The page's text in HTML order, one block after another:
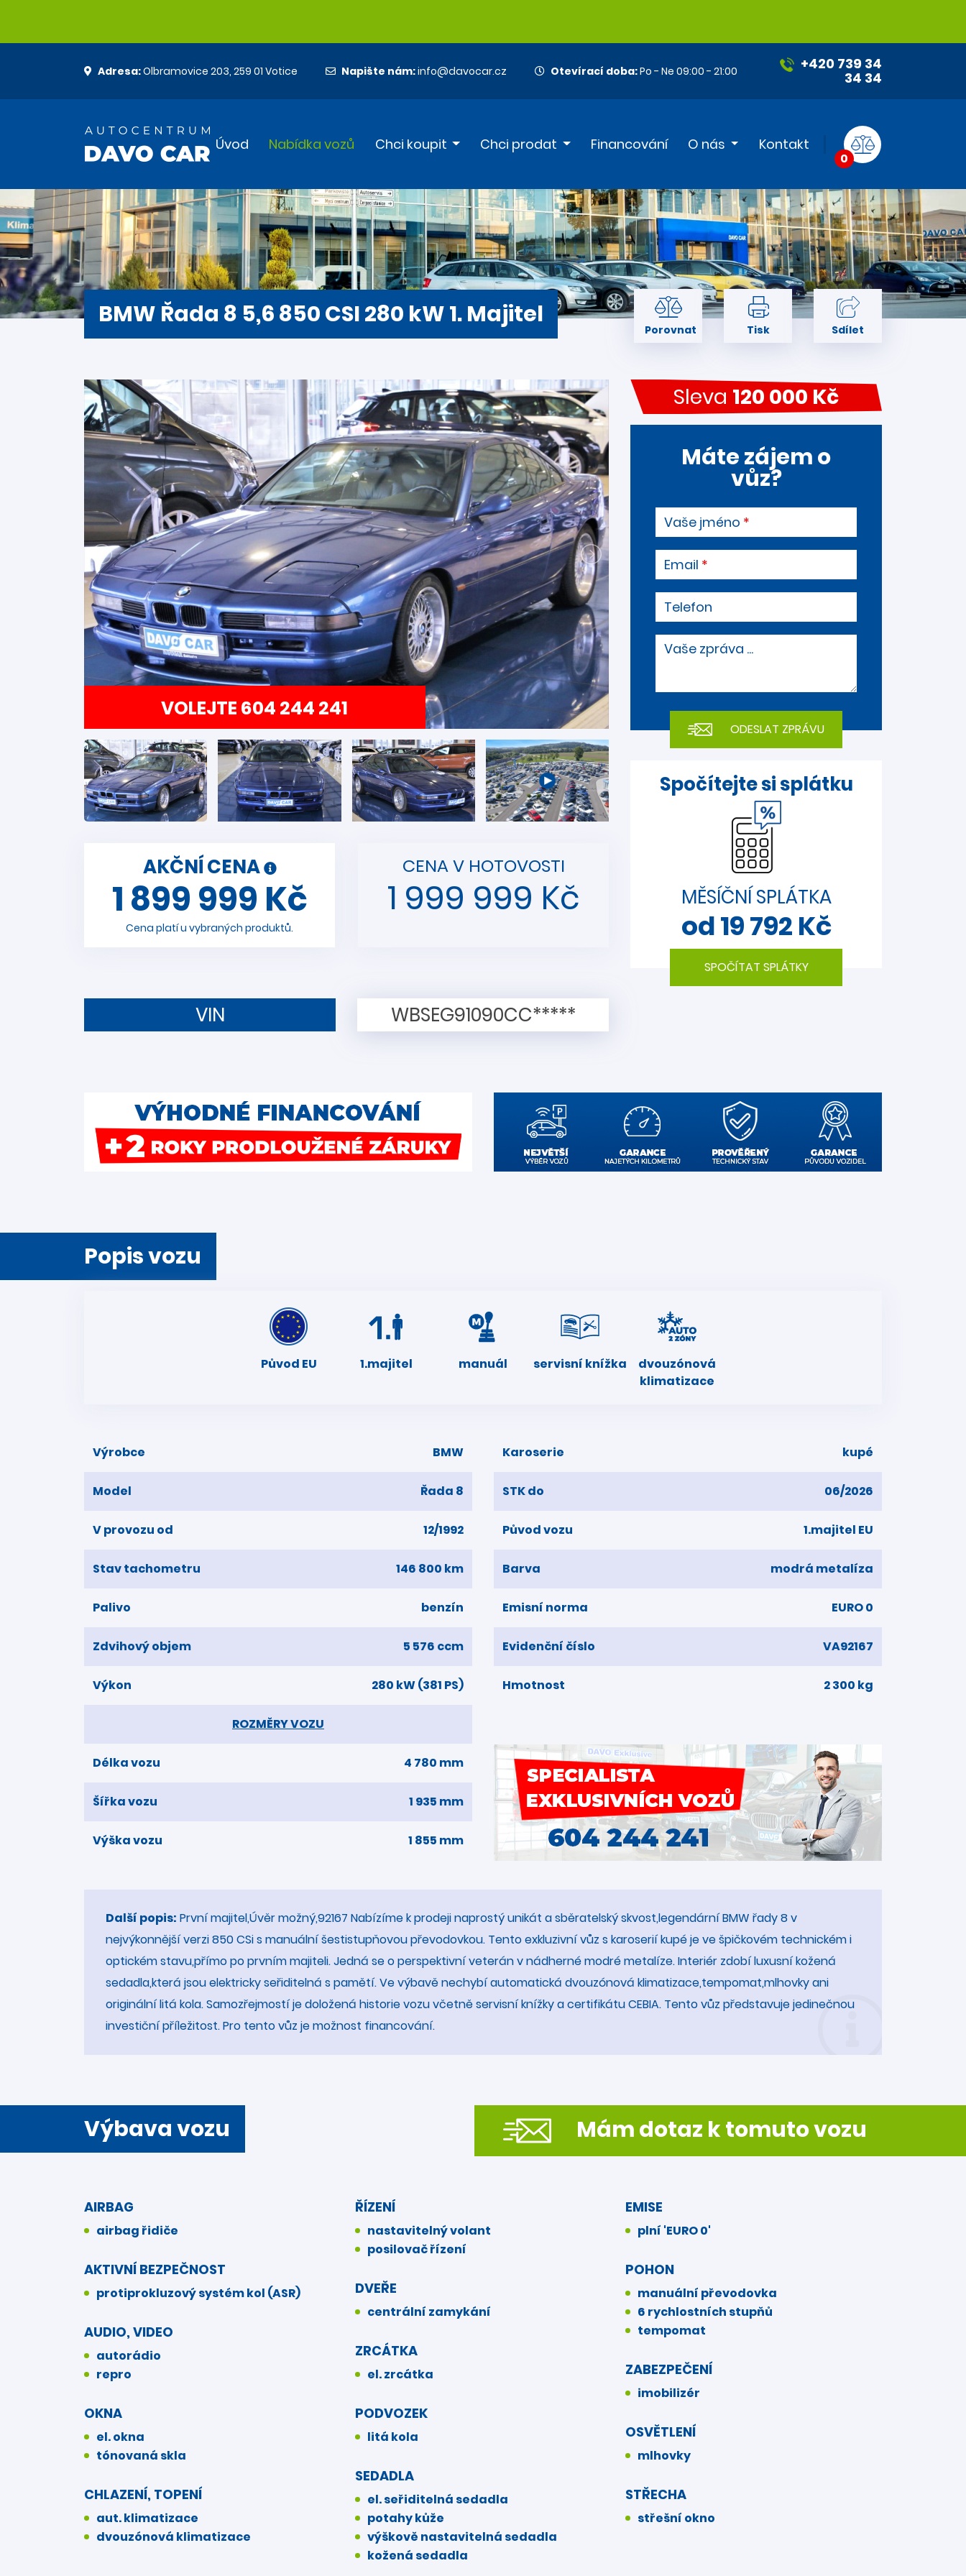
Adresa:Olbramovice 203, 259 01 Votice Napište nám:info@davocar.cz Otevírací doba:Po - Ne 09:00 - 21:00 +420 739 34
34 34
Úvod Nabídka vozů Chci koupit Chci prodat Financování O nás Kontakt
0
BMW Řada 8 5,6 850 CSI 280 kW 1. Majitel
Porovnat Tisk Sdílet
VOLEJTE 604 244 241
AKČNÍ CENA
1 899 999 Kč
Cena platí u vybraných produktů.
CENA V HOTOVOSTI
1 999 999 Kč
Sleva 120 000 Kč
Máte zájem o
vůz?
Vaše jméno
Email
Telefon
Vaše zpráva ...
Spočítejte si splátku
MĚSÍČNÍ SPLÁTKA
od 19 792 Kč
SPOČÍTAT SPLÁTKY
VIN WBSEG91090CC*****
Popis vozu
Původ EU 1.majitel manuál servisní knížka
dvouzónová
klimatizace
Výrobce BMW
Model Řada 8
V provozu od 12/1992
Stav tachometru 146 800 km
Palivo benzín
Zdvihový objem 5 576 ccm
Výkon 280 kW (381 PS)
ROZMĚRY VOZU
Délka vozu 4 780 mm
Šířka vozu 1 935 mm
Výška vozu 1 855 mm
Karoserie kupé
STK do 06/2026
Původ vozu 1.majitel EU
Barva modrá metalíza
Emisní norma EURO 0
Evidenční číslo VA92167
Hmotnost 2 300 kg
Další popis: První majitel,Úvěr možný,92167 Nabízíme k prodeji naprostý unikát a sběratelský skvost,legendární BMW řady 8 v
nejvýkonnější verzi 850 CSi s manuální šestistupňovou převodovkou. Tento exkluzivní vůz s karoserií kupé je ve špičkovém technickém i
optickém stavu,přímo po prvním majiteli. Jedná se o perspektivní veterán v nádherné modré metalíze. Interiér zdobí luxusní kožená
sedadla,která jsou elektricky seřiditelná s pamětí. Ve výbavě nechybí automatická dvouzónová klimatizace,tempomat,mlhovky ani
originální litá kola. Samozřejmostí je doložená historie vozu včetně servisní knížky a certifikátu CEBIA. Tento vůz představuje jedinečnou
investiční příležitost. Pro tento vůz je možnost financování.
Výbava vozu Mám dotaz k tomuto vozu
AIRBAG
airbag řidiče
AKTIVNÍ BEZPEČNOST
protiprokluzový systém kol (ASR)
AUDIO, VIDEO
autorádio
repro
OKNA
el. okna
tónovaná skla
CHLAZENÍ, TOPENÍ
aut. klimatizace
dvouzónová klimatizace
ŘÍZENÍ
nastavitelný volant
posilovač řízení
DVEŘE
centrální zamykání
ZRCÁTKA
el. zrcátka
PODVOZEK
litá kola
SEDADLA
el. seřiditelná sedadla
potahy kůže
výškově nastavitelná sedadla
kožená sedadla
EMISE
plní 'EURO 0'
POHON
manuální převodovka
6 rychlostních stupňů
tempomat
ZABEZPEČENÍ
imobilizér
OSVĚTLENÍ
mlhovky
STŘECHA
střešní okno